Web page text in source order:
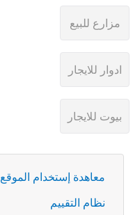
معاهدة إستخدام الموقع
نظام التقييم